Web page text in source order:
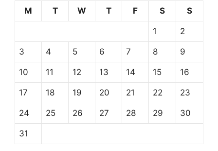
M
T W T F S S
1 2
3 4 5 6 7 8 9
10 11 12 13 14 15 16
17 18 19 20 21 22 23
24 25 26 27 28 29 30
31